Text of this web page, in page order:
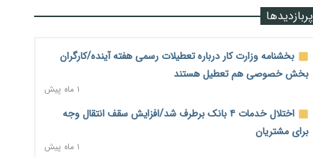
مسیر تأمین مواد اولیه صنایع تسهیل شد؛ ۳۴۱۴ کد تعرفه مشمول
۱ ساعت پیش
منابع صندوق ملی مسکن به متقاضیان رسید؛ اولویت با
۱ ساعت پیش
هشدار درباره آینده صندوق‌های بازنشستگی؛ اعتماد بیمه‌پردازان
پربازدیدها
بخشنامه وزارت کار درباره تعطیلات رسمی هفته آینده/کارگران
بخش خصوصی هم تعطیل هستند
۱ ماه پیش
اختلال خدمات ۴ بانک برطرف شد/افزایش سقف انتقال وجه
برای مشتریان
۱ ماه پیش